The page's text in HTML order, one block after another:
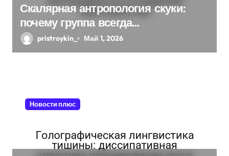
и
я
Скалярная антропология скуки:
почему группа всегда
хаотизируется в 4-мерном
пространстве
pristroykin_ Май 1, 2026
Новости плюс